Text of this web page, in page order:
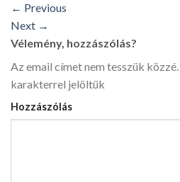
← Previous
Next →
Vélemény, hozzászólás?
Az email címet nem tesszük közzé.
karakterrel jelöltük
Hozzászólás